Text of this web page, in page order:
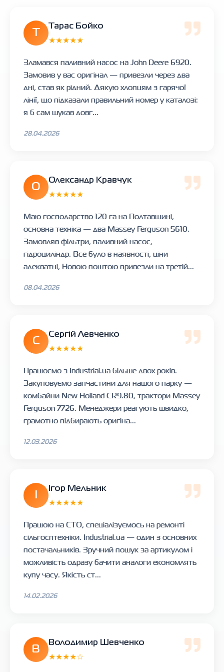
Тарас Бойко
★★★★★
Зламався паливний насос на John Deere 6920.
Замовив у вас оригінал — привезли через два
дні, став як рідний. Дякую хлопцям з гарячої
лінії, що підказали правильний номер у каталозі:
я б сам шукав довг...
28.04.2026
О
Олександр Кравчук
★★★★★
Маю господарство 120 га на Полтавщині,
основна техніка — два Massey Ferguson 5610.
Замовляв фільтри, паливний насос,
гідроциліндр. Все було в наявності, ціни
адекватні, Новою поштою привезли на третій...
08.04.2026
С
Сергій Левченко
★★★★★
Працюємо з Industrial.ua більше двох років.
Закуповуємо запчастини для нашого парку —
комбайни New Holland CR9.80, трактори Massey
Ferguson 7726. Менеджери реагують швидко,
грамотно підбирають оригіна...
12.03.2026
Ігор Мельник
★★★★★
Працюю на СТО, спеціалізуємось на ремонті
сільгосптехніки. Industrial.ua — один з основних
постачальників. Зручний пошук за артикулом і
можливість одразу бачити аналоги економлять
купу часу. Якість ст...
14.02.2026
В
Володимир Шевченко
★★★★☆